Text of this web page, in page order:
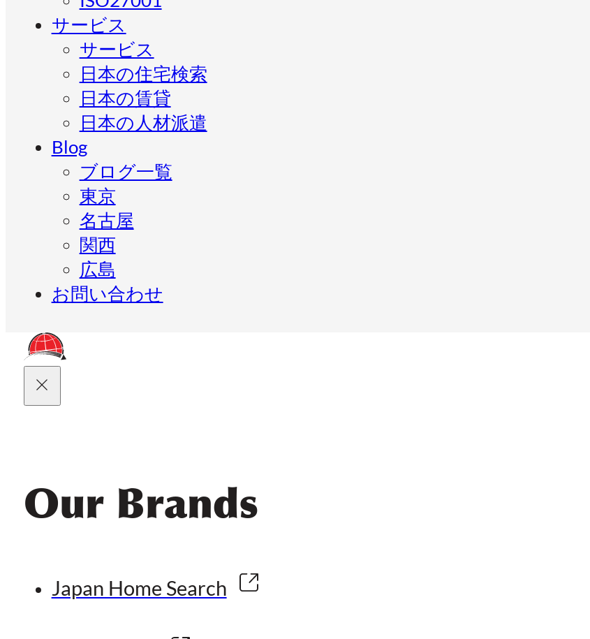
サービス
サービス
日本の住宅検索
日本の賃貸
日本の人材派遣
Blog
ブログ一覧
東京
名古屋
関西
広島
お問い合わせ
Our Brands
Japan Home Search